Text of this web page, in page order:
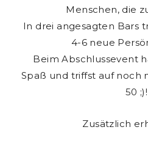
Menschen, die
In drei angesagten Bars
4-6 neue
Beim Abschlussevent
Spaß und triffst auf noch
50 ;)!
Zusätzlich